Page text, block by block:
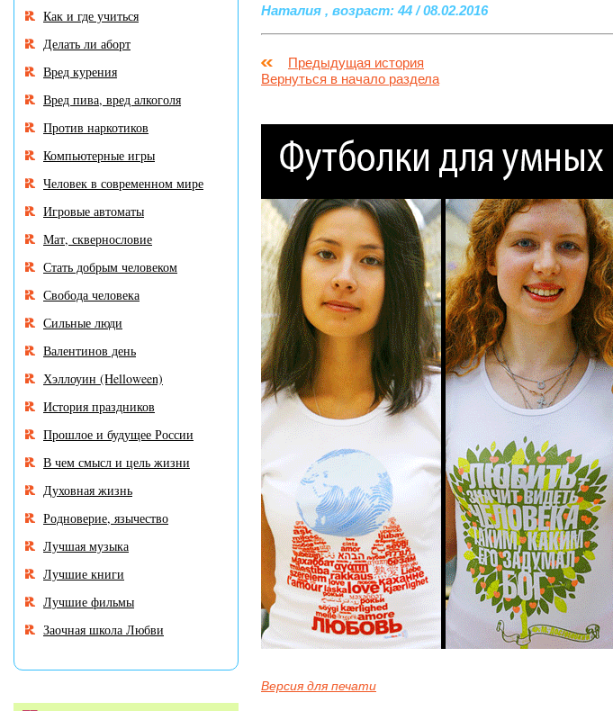
Наталия , возраст: 44 / 08.02.2016
Предыдущая история
Вернуться в начало раздела
Версия для печати
Как и где учиться
Делать ли аборт
Вред курения
Вред пива, вред алкоголя
Против наркотиков
Компьютерные игры
Человек в современном мире
Игровые автоматы
Мат, сквернословие
Стать добрым человеком
Свобода человека
Сильные люди
Валентинов день
Хэллоуин (Helloween)
История праздников
Прошлое и будущее России
В чем смысл и цель жизни
Духовная жизнь
Родноверие, язычество
Лучшая музыка
Лучшие книги
Лучшие фильмы
Заочная школа Любви